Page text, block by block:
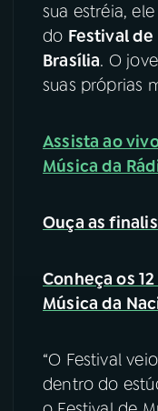
PODCASTS
06VIDEOCASTS
07ÚLTIMAS
YouTube
Instagram
TikTok
sua estréia,
do Festival de
Brasília. O
suas próprias
Assista ao
Música da
Ouça as
Conheça os
Música da
“O Festival
dentro do